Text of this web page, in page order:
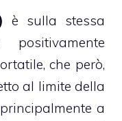
è sulla stessa
che però,
al limite della
a